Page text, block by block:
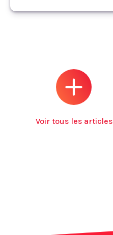
Voir tous les articles